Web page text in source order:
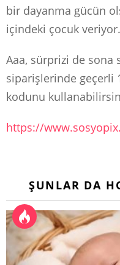
bir dayanma gücün
içindeki çocuk veriyor.
Aaa, sürprizi de sona
siparişlerinde geçerli
kodunu
https://
ŞUNLAR DA